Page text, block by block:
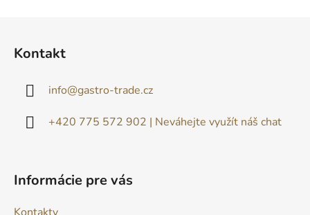
Kontakt
info@gastro-trade.cz
+420 775 572 902 | Neváhejte využít náš chat
Informácie pre vás